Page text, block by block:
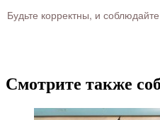
Будьте корректны, и
Смотрите также